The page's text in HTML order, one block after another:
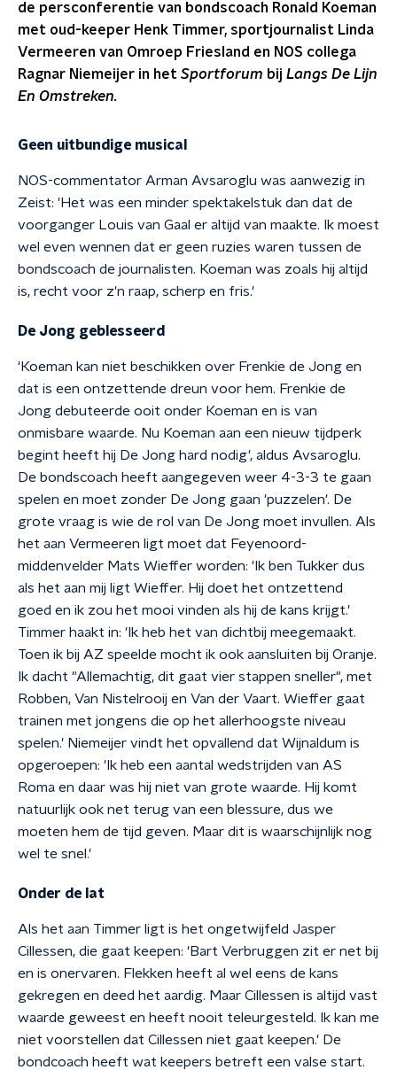
de persconferentie van bondscoach Ronald Koeman
met oud-keeper Henk Timmer, sportjournalist Linda
Vermeeren van Omroep Friesland en NOS collega
Ragnar Niemeijer in het Sportforum bij Langs De Lijn
En Omstreken.
Geen uitbundige musical
NOS-commentator Arman Avsaroglu was aanwezig in
Zeist: 'Het was een minder spektakelstuk dan dat de
voorganger Louis van Gaal er altijd van maakte. Ik moest
wel even wennen dat er geen ruzies waren tussen de
bondscoach de journalisten. Koeman was zoals hij altijd
is, recht voor z'n raap, scherp en fris.'
De Jong geblesseerd
'Koeman kan niet beschikken over Frenkie de Jong en
dat is een ontzettende dreun voor hem. Frenkie de
Jong debuteerde ooit onder Koeman en is van
onmisbare waarde. Nu Koeman aan een nieuw tijdperk
begint heeft hij De Jong hard nodig', aldus Avsaroglu.
De bondscoach heeft aangegeven weer 4-3-3 te gaan
spelen en moet zonder De Jong gaan 'puzzelen'. De
grote vraag is wie de rol van De Jong moet invullen. Als
het aan Vermeeren ligt moet dat Feyenoord-
middenvelder Mats Wieffer worden: 'Ik ben Tukker dus
als het aan mij ligt Wieffer. Hij doet het ontzettend
goed en ik zou het mooi vinden als hij de kans krijgt.'
Timmer haakt in: 'Ik heb het van dichtbij meegemaakt.
Toen ik bij AZ speelde mocht ik ook aansluiten bij Oranje.
Ik dacht "Allemachtig, dit gaat vier stappen sneller", met
Robben, Van Nistelrooij en Van der Vaart. Wieffer gaat
trainen met jongens die op het allerhoogste niveau
spelen.' Niemeijer vindt het opvallend dat Wijnaldum is
opgeroepen: 'Ik heb een aantal wedstrijden van AS
Roma en daar was hij niet van grote waarde. Hij komt
natuurlijk ook net terug van een blessure, dus we
moeten hem de tijd geven. Maar dit is waarschijnlijk nog
wel te snel.'
Onder de lat
Als het aan Timmer ligt is het ongetwijfeld Jasper
Cillessen, die gaat keepen: 'Bart Verbruggen zit er net bij
en is onervaren. Flekken heeft al wel eens de kans
gekregen en deed het aardig. Maar Cillessen is altijd vast
waarde geweest en heeft nooit teleurgesteld. Ik kan me
niet voorstellen dat Cillessen niet gaat keepen.' De
bondcoach heeft wat keepers betreft een valse start.